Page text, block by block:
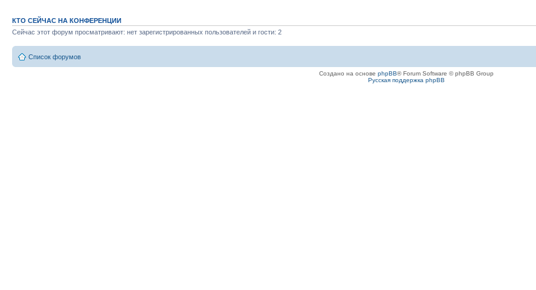
КТО СЕЙЧАС НА КОНФЕРЕНЦИИ
Сейчас этот форум просматривают: нет зарегистрированных пользователей и гости: 2
Список форумов
Создано на основе phpBB® Forum Software © phpBB Group
Русская поддержка phpBB